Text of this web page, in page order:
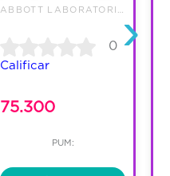
0
Calificar
75.300
PUM:
›